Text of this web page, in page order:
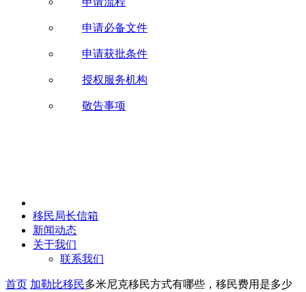
申请必备文件
申请获批条件
授权服务机构
敬告事项
移民局长信箱
新闻动态
关于我们
联系我们
首页 加勒比移民多米尼克移民方式有哪些，移民费用是多少